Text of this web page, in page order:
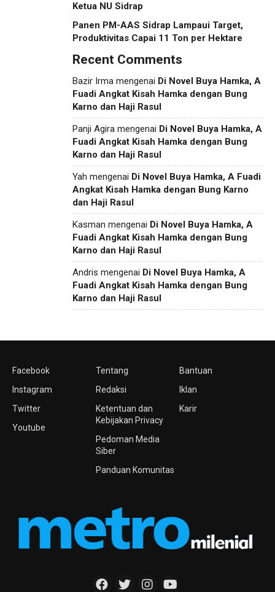
Ketua NU Sidrap
Panen PM-AAS Sidrap Lampaui Target,
Produktivitas Capai 11 Ton per Hektare
Recent Comments
Bazir Irma mengenai Di Novel Buya Hamka, A
Fuadi Angkat Kisah Hamka dengan Bung
Karno dan Haji Rasul
Panji Agira mengenai Di Novel Buya Hamka, A
Fuadi Angkat Kisah Hamka dengan Bung
Karno dan Haji Rasul
Yah mengenai Di Novel Buya Hamka, A Fuadi
Angkat Kisah Hamka dengan Bung Karno
dan Haji Rasul
Kasman mengenai Di Novel Buya Hamka, A
Fuadi Angkat Kisah Hamka dengan Bung
Karno dan Haji Rasul
Andris mengenai Di Novel Buya Hamka, A
Fuadi Angkat Kisah Hamka dengan Bung
Karno dan Haji Rasul
Facebook
Instagram
Twitter
Youtube
Tentang
Redaksi
Ketentuan dan
Kebijakan Privacy
Pedoman Media
Siber
Panduan Komunitas
Bantuan
Iklan
Karir